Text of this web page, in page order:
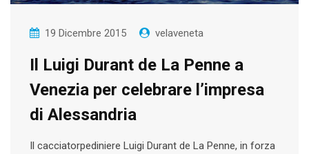
19 Dicembre 2015 velaveneta
Il Luigi Durant de La Penne a
Venezia per celebrare l’impresa
di Alessandria
Il cacciatorpediniere Luigi Durant de La Penne, in forza